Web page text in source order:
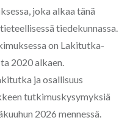
joka alkaa tänä
tiedekunnassa.
on Lakitutka-
2020 alkaen.
ja osallisuus
tutkimuskysymyksiä
2026 mennessä.